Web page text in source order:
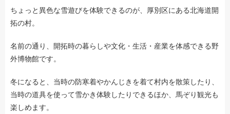
ちょっと異色な雪遊びを体験できるのが、厚別区にある北海道開
拓の村。
名前の通り、開拓時の暮らしや文化・生活・産業を体感できる野
外博物館です。
冬になると、当時の防寒着やかんじきを着て村内を散策したり、
当時の道具を使って雪かき体験したりできるほか、馬ぞり観光も
楽しめます。